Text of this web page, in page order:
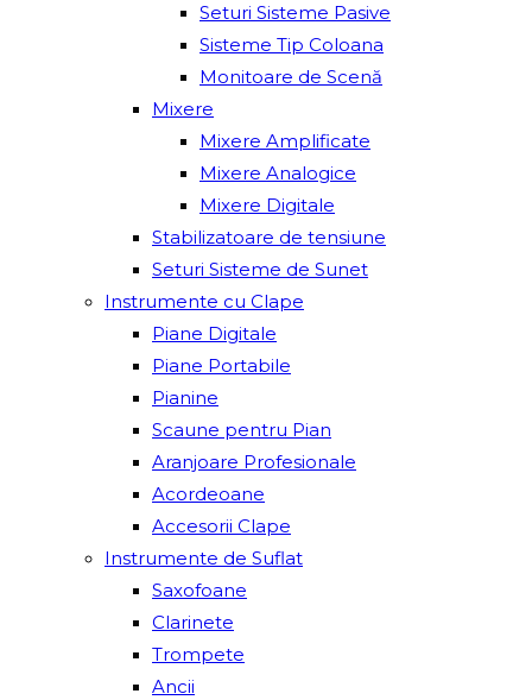
Seturi Sisteme Pasive
Sisteme Tip Coloana
Monitoare de Scenă
Mixere
Mixere Amplificate
Mixere Analogice
Mixere Digitale
Stabilizatoare de tensiune
Seturi Sisteme de Sunet
Instrumente cu Clape
Piane Digitale
Piane Portabile
Pianine
Scaune pentru Pian
Aranjoare Profesionale
Acordeoane
Accesorii Clape
Instrumente de Suflat
Saxofoane
Clarinete
Trompete
Ancii